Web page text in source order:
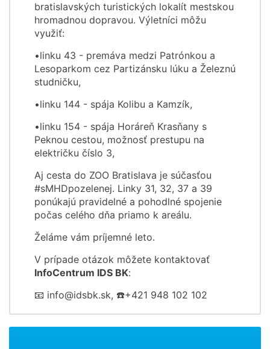
bratislavských turistických lokalít mestskou
hromadnou dopravou. Výletníci môžu
využiť:
•linku 43 - premáva medzi Patrónkou a
Lesoparkom cez Partizánsku lúku a Železnú
studničku,
•linku 144 - spája Kolibu a Kamzík,
•linku 154 - spája Horáreň Krasňany s
Peknou cestou, možnosť prestupu na
električku číslo 3,
Aj cesta do ZOO Bratislava je súčasťou
#sMHDpozelenej. Linky 31, 32, 37 a 39
ponúkajú pravidelné a pohodlné spojenie
počas celého dňa priamo k areálu.
Želáme vám príjemné leto.
V prípade otázok môžete kontaktovať
InfoCentrum IDS BK:
📧 info@idsbk.sk, ☎️+421 948 102 102